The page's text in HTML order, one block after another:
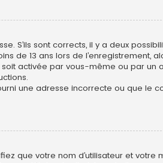
S’ils sont corrects, il y a deux
de 13 ans lors de
activée par vous-même ou par
une adresse incorrecte ou que
que votre nom d’utilisateur et